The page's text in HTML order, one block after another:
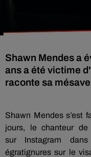
Shawn Mendes a
ans a été victime
raconte sa
Shawn Mendes s’est
jours, le chanteur
sur
Instagram
égratignures sur le